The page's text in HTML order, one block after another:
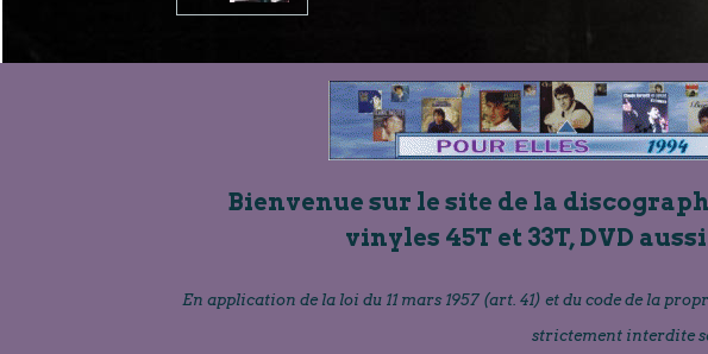
Bienvenue sur le site de la
vinyles 45T et 33T, DVD
En application de la loi du 11 mars 1957 (art. 41) et du code de la
strictement interdite